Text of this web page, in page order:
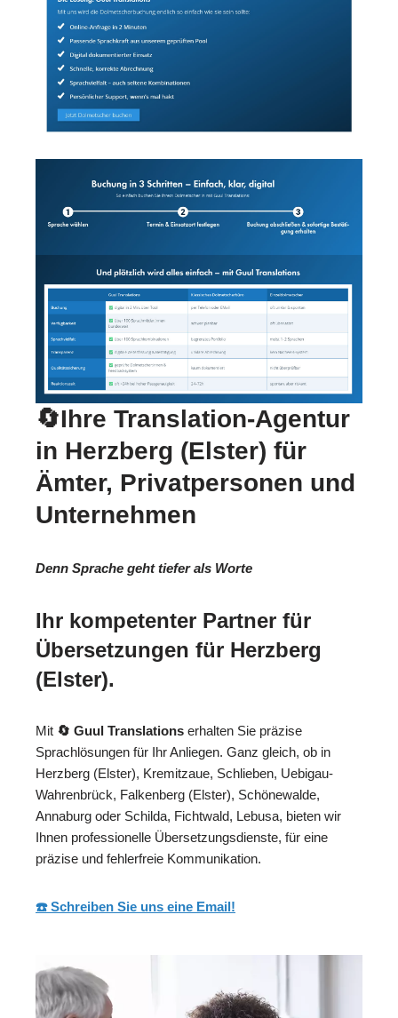
🔄Ihre Translation-Agentur
in Herzberg (Elster) für
Ämter, Privatpersonen und
Unternehmen
Denn Sprache geht tiefer als Worte
Ihr kompetenter Partner für
Übersetzungen für Herzberg
(Elster).
Mit 🔄 Guul Translations erhalten Sie präzise
Sprachlösungen für Ihr Anliegen. Ganz gleich, ob in
Herzberg (Elster), Kremitzaue, Schlieben, Uebigau-
Wahrenbrück, Falkenberg (Elster), Schönewalde,
Annaburg oder Schilda, Fichtwald, Lebusa, bieten wir
Ihnen professionelle Übersetzungsdienste, für eine
präzise und fehlerfreie Kommunikation.
☎️ Schreiben Sie uns eine Email!